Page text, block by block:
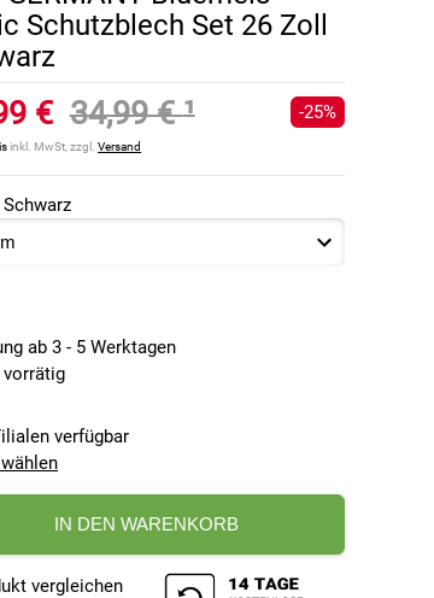
Schutzblech Set 26 Zoll
€ 34,99 €¹
inkl. MwSt, zzgl.Versand
-25%
Schwarz
ab 3 - 5 Werktagen
vorrätig
verfügbar
IN DEN WARENKORB
vergleichen